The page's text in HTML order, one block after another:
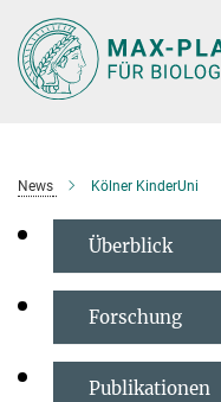
Hauptinhalt
News Kölner KinderUni
Überblick
Forschung
Publikationen